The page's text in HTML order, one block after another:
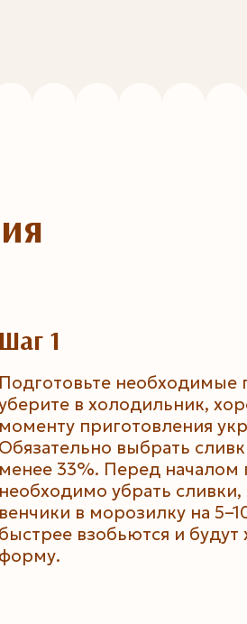
Шаг 1
Подготовьте необходимые
в холодильник,
моменту приготовления
Обязательно выбрать
менее 33%. Перед началом
необходимо убрать сливки,
венчики в морозилку на
быстрее взобьются и
форму.